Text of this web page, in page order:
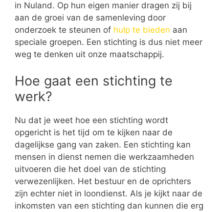
in Nuland. Op hun eigen manier dragen zij bij
aan de groei van de samenleving door
onderzoek te steunen of hulp te bieden aan
speciale groepen. Een stichting is dus niet meer
weg te denken uit onze maatschappij.
Hoe gaat een stichting te
werk?
Nu dat je weet hoe een stichting wordt
opgericht is het tijd om te kijken naar de
dagelijkse gang van zaken. Een stichting kan
mensen in dienst nemen die werkzaamheden
uitvoeren die het doel van de stichting
verwezenlijken. Het bestuur en de oprichters
zijn echter niet in loondienst. Als je kijkt naar de
inkomsten van een stichting dan kunnen die erg